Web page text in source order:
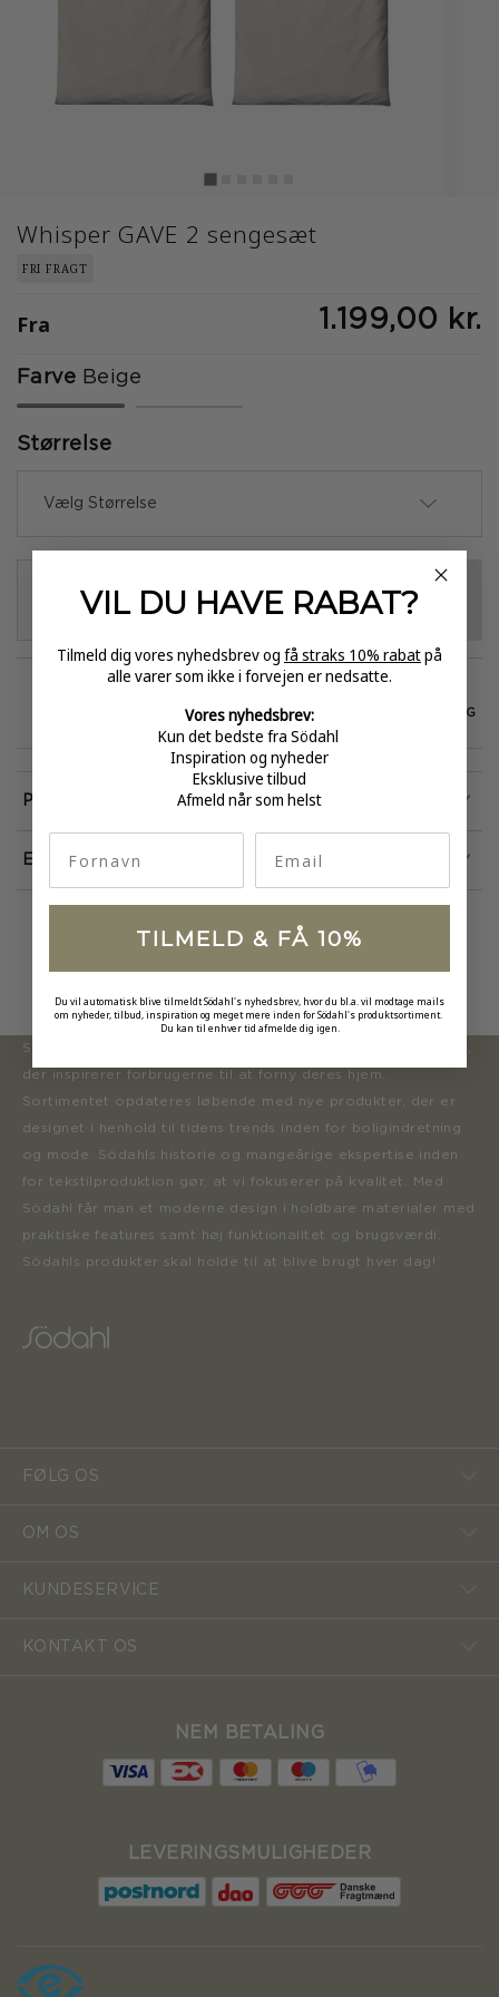
Whisper GAVE 2 sengesæt
FRI FRAGT
Fra 1.199,00 kr.
Farve Beige
valgte
Størrelse
Vælg Størrelse
+ VÆLG VARIANT
E-MÆRKET
certificeret
HURTIG LEVERING
Egenskaber
Produktinformation
Södahl ønsker at tilbyde en moderne og attraktiv kollektion,
der inspirerer forbrugerne til at forny deres hjem.
Sortimentet opdateres løbende med nye produkter, der er
designet i henhold til tidens trends inden for boligindretning
og mode. Södahls historie og mangeårige ekspertise inden
for tekstilproduktion gør, at vi fokuserer på kvalitet. Med
Södahl får man et moderne design i holdbare materialer med
praktiske features samt høj funktionalitet og brugsværdi.
Södahls produkter skal holde til at blive brugt hver dag!
FØLG OS
OM OS
KUNDESERVICE
KONTAKT OS
NEM BETALING
LEVERINGSMULIGHEDER
VIL DU HAVE RABAT?
Tilmeld dig vores nyhedsbrev og få straks 10% rabatpå
alle varer som ikke i forvejen er nedsatte.
Vores nyhedsbrev:
Kun det bedste fra Södahl
Inspiration og nyheder
Eksklusive tilbud
Afmeld når som helst
TILMELD & FÅ 10%
Du vil automatisk blive tilmeldt Södahl's nyhedsbrev, hvor du bl.a. vil modtage mails
om nyheder, tilbud, inspiration og meget mere inden for Södahl's produktsortiment.
Du kan til enhver tid afmelde dig igen.